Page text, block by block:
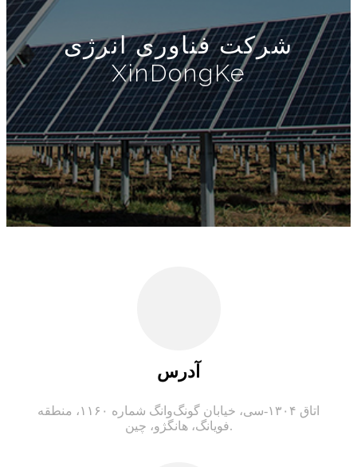
شرکت فناوری انرژی
XinDongKe
آدرس
اتاق ۱۳۰۴-سی، خیابان گونگ‌وانگ شماره ۱۱۶۰، منطقه
فویانگ، هانگژو، چین.